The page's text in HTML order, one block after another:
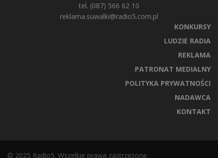
tel. (087) 566 62 10
reklama.suwalki@radio5.com.pl
KONKURSY
LUDZIE RADIA
REKLAMA
PATRONAT MEDIALNY
POLITYKA PRYWATNOŚCI
NADAWCA
KONTAKT
© 2025 Radio5. Wszelkie prawa zastrzeżone.